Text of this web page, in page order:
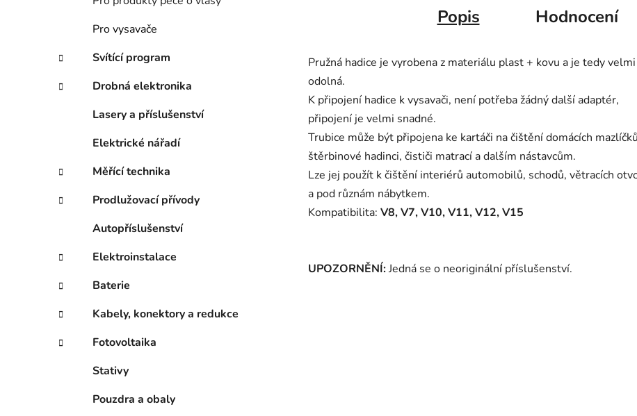
Pro vysavače
Svítící program
Drobná elektronika
Lasery a příslušenství
Elektrické nářadí
Měřící technika
Prodlužovací přívody
Autopříslušenství
Elektroinstalace
Baterie
Kabely, konektory a redukce
Fotovoltaika
Stativy
Pouzdra a obaly
Popis Hodnocení
Pružná hadice je vyrobena z materiálu plast + kovu a je tedy velmi
odolná.
K připojení hadice k vysavači, není potřeba žádný další adaptér,
připojení je velmi snadné.
Trubice může být připojena ke kartáči na čištění domácích
štěrbinové hadinci, čističi matrací a dalším nástavcům.
Lze jej použít k čištění interiérů automobilů, schodů, větracích
a pod různám nábytkem.
Kompatibilita: V8, V7, V10, V11, V12, V15
UPOZORNĚNÍ:Jedná se o neoriginální příslušenství.